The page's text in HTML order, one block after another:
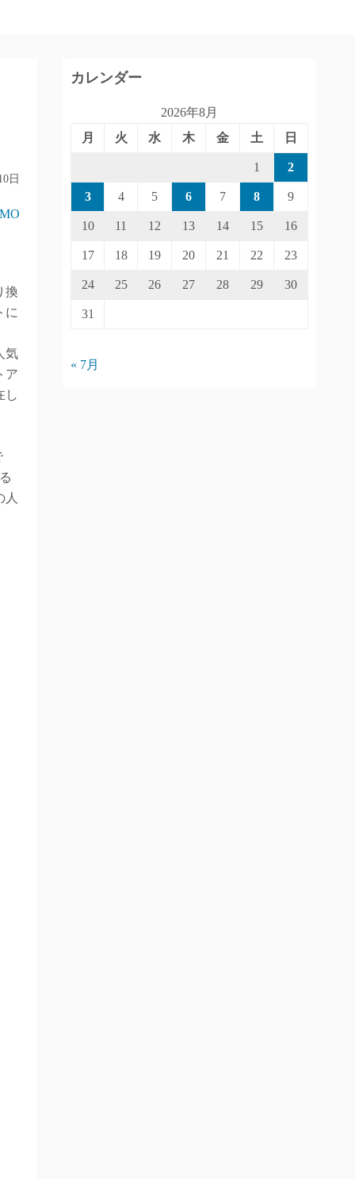
日
換
に
気
ア
し
人
カレンダー
2026年8月
月
火 水 木 金 土 日
1 2
3 4 5 6 7 8 9
10 11 12 13 14 15 16
17 18 19 20 21 22 23
24 25 26 27 28 29 30
31
« 7月